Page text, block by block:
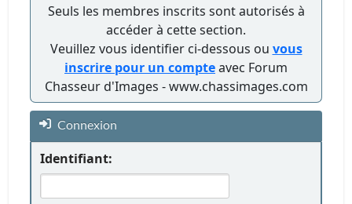
Seuls les membres inscrits sont autorisés à
accéder à cette section.
Veuillez vous identifier ci-dessous ou vous
inscrire pour un compteavec Forum
Chasseur d'Images - www.chassimages.com
Connexion
Identifiant: